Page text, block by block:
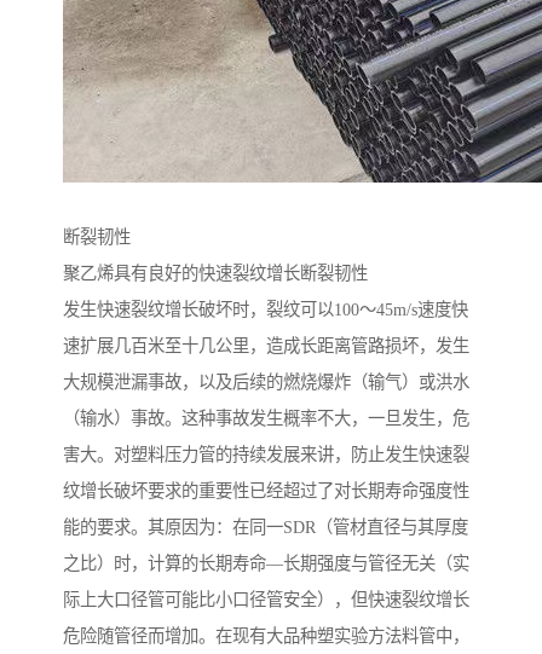
断裂韧性
聚乙烯具有良好的快速裂纹增长断裂韧性
发生快速裂纹增长破坏时，裂纹可以100～45m/s速度快
速扩展几百米至十几公里，造成长距离管路损坏，发生
大规模泄漏事故，以及后续的燃烧爆炸（输气）或洪水
（输水）事故。这种事故发生概率不大，一旦发生，危
害大。对塑料压力管的持续发展来讲，防止发生快速裂
纹增长破坏要求的重要性已经超过了对长期寿命强度性
能的要求。其原因为：在同一SDR（管材直径与其厚度
之比）时，计算的长期寿命—长期强度与管径无关（实
际上大口径管可能比小口径管安全），但快速裂纹增长
危险随管径而增加。在现有大品种塑实验方法料管中，